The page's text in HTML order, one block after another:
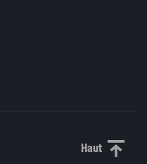
HautHaut de